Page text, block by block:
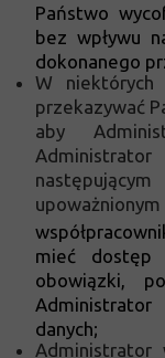
Państwo
bez wpływu
dokonanego
W niektórych
przekazywać
aby
mieć dostęp
obowiązki,
danych;
Administrator